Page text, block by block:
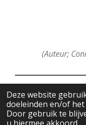
Deze website
doeleinden en/of
Door gebruik te
(Auteur;
© Authentic Bodywork
Powered byJouwWeb